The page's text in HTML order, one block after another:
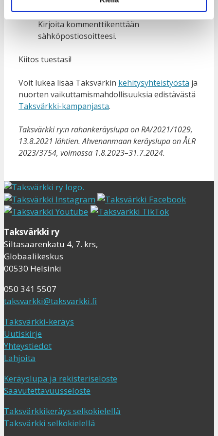
Maksu MobilePay-numeroon28008.
Kirjoita kommenttikenttään
sähköpostiosoitteesi.
Kiitos tuestasi!
Voit lukea lisää Taksvärkin kehitysyhteistyöstä ja
nuorten vaikuttamismahdollisuuksia edistävästä
Taksvärkki-kampanjasta.
Taksvärkki ry:n rahankeräyslupa on RA/2021/1029,
13.8.2021 lähtien. Ahvenanmaan keräyslupa onÅLR
2023/3754, voimassa 1.8.2023–31.7.2024.
Taksvärkki ry
Siltasaarenkatu 4, 7. krs,
Globaalikeskus
00530 Helsinki
050 341 5507
taksvarkki@taksvarkki.fi
Taksvärkki-keräys
Uutiskirje
Yhteystiedot
Lahjoita
Keräyslupa ja rekisteriseloste
Saavutettavuusseloste
Taksvärkkikeräys selkokielellä
Taksvärkki selkokielellä